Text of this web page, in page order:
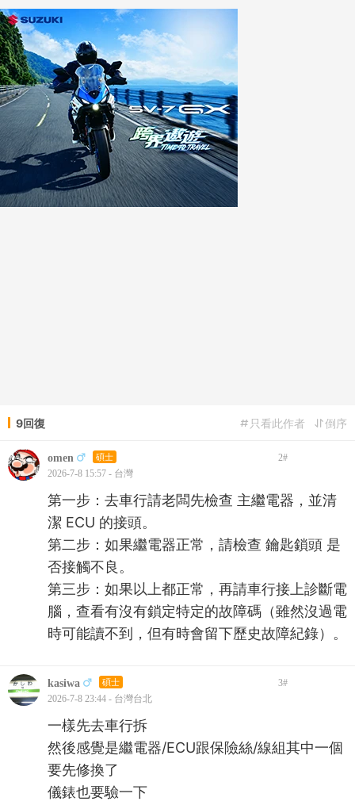
9回復 倒序
只看此作者
omen 碩士 2#
2026-7-8 15:57 - 台灣
第一步：去車行請老闆先檢查 主繼電器，並清
潔 ECU 的接頭。
第二步：如果繼電器正常，請檢查 鑰匙鎖頭 是
否接觸不良。
第三步：如果以上都正常，再請車行接上診斷電
腦，查看有沒有鎖定特定的故障碼（雖然沒過電
時可能讀不到，但有時會留下歷史故障紀錄）。
kasiwa 碩士 3#
2026-7-8 23:44 - 台灣台北
一樣先去車行拆
然後感覺是繼電器/ECU跟保險絲/線組其中一個
要先修換了
儀錶也要驗一下